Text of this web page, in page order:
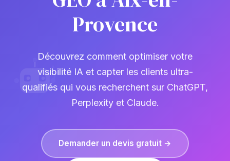
Provence
Découvrez comment optimiser votre
visibilité IA et capter les clients ultra-
qualifiés qui vous recherchent sur ChatGPT,
Perplexity et Claude.
Demander un devis gratuit →